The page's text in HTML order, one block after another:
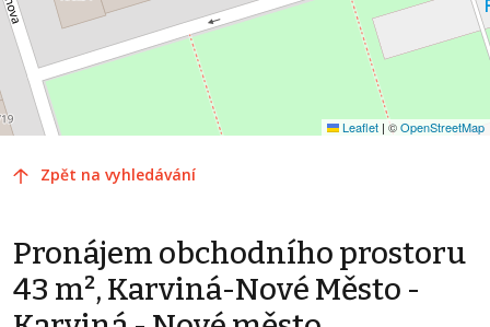
Leaflet | ©OpenStreetMap
Zpět na vyhledávání
Pronájem obchodního prostoru
43 m², Karviná-Nové Město -